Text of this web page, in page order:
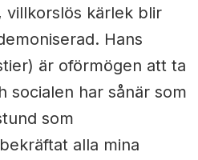
villkorslös kärlek blir
Hans
är oförmögen att ta
socialen har sånär som
som
alla mina